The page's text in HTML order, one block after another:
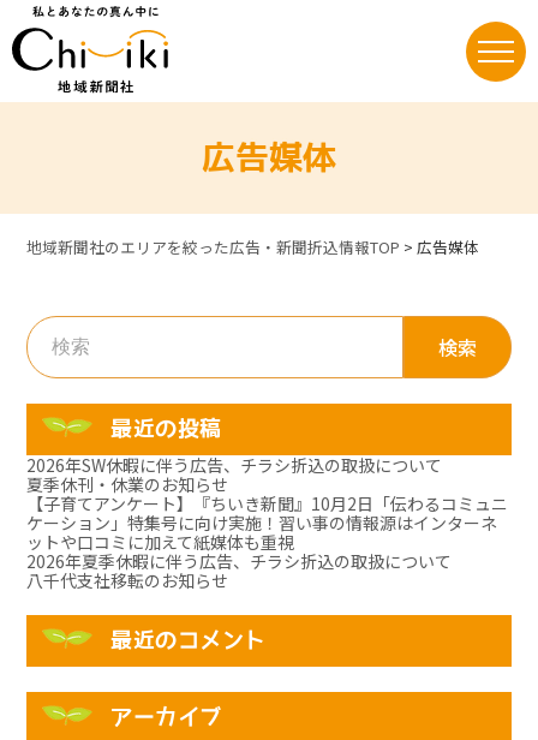
広告媒体
地域新聞社のエリアを絞った広告・新聞折込情報TOP >広告媒体
検
索:
最近の投稿
2026年SW休暇に伴う広告、チラシ折込の取扱について
夏季休刊・休業のお知らせ
【子育てアンケート】『ちいき新聞』10月2日「伝わるコミュニ
ケーション」特集号に向け実施！習い事の情報源はインターネ
ットや口コミに加えて紙媒体も重視
2026年夏季休暇に伴う広告、チラシ折込の取扱について
八千代支社移転のお知らせ
最近のコメント
アーカイブ